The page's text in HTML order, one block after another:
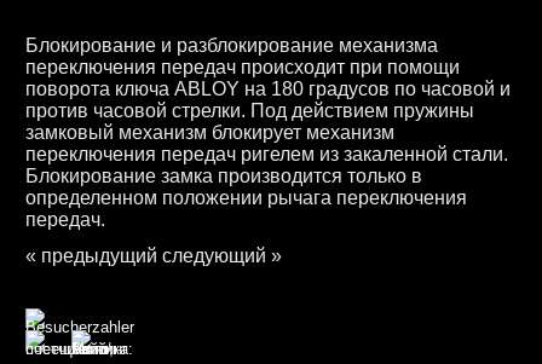
Блокирование и разблокирование механизма
переключения передач происходит при помощи
поворота ключа ABLOY на 180 градусов по часовой и
против часовой стрелки. Под действием пружины
замковый механизм блокирует механизм
переключения передач ригелем из закаленной стали.
Блокирование замка производится только в
определенном положении рычага переключения
передач.
« предыдущий следующий »